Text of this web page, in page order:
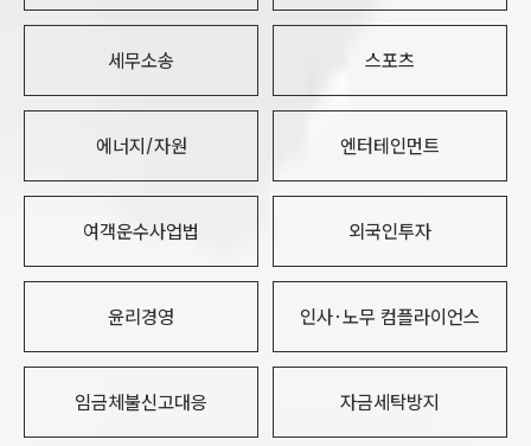
세무소송 스포츠
에너지/자원 엔터테인먼트
여객운수사업법 외국인투자
윤리경영 인사·노무 컴플라이언스
임금체불신고대응 자금세탁방지